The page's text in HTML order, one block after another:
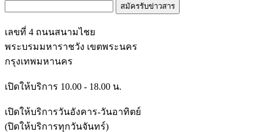
สมัครรับข่าวสาร
เลขที่ 4 ถนนสนามไชย
พระบรมมหาราชวัง เขตพระนคร
กรุงเทพมหานคร
เปิดให้บริการ 10.00 - 18.00 น.
เปิดให้บริการวันอังคาร-วันอาทิตย์
(ปิดให้บริการทุกวันจันทร์)